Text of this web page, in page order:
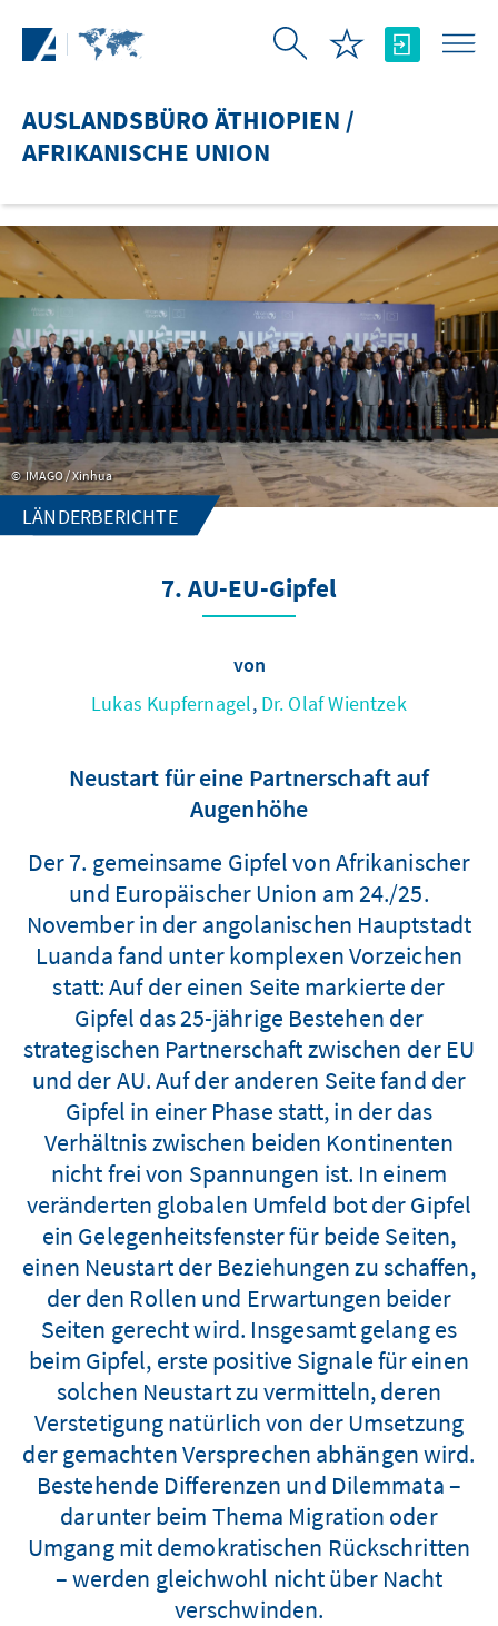
AUSLANDSBÜRO ÄTHIOPIEN /
AFRIKANISCHE UNION
IMAGO / Xinhua
LÄNDERBERICHTE
7. AU-EU-Gipfel
von
Lukas Kupfernagel, Dr. Olaf Wientzek
Neustart für eine Partnerschaft auf
Augenhöhe
Der 7. gemeinsame Gipfel von Afrikanischer
und Europäischer Union am 24./25.
November in der angolanischen Hauptstadt
Luanda fand unter komplexen Vorzeichen
statt: Auf der einen Seite markierte der
Gipfel das 25-jährige Bestehen der
strategischen Partnerschaft zwischen der EU
und der AU. Auf der anderen Seite fand der
Gipfel in einer Phase statt, in der das
Verhältnis zwischen beiden Kontinenten
nicht frei von Spannungen ist. In einem
veränderten globalen Umfeld bot der Gipfel
ein Gelegenheitsfenster für beide Seiten,
einen Neustart der Beziehungen zu schaffen,
der den Rollen und Erwartungen beider
Seiten gerecht wird. Insgesamt gelang es
beim Gipfel, erste positive Signale für einen
solchen Neustart zu vermitteln, deren
Verstetigung natürlich von der Umsetzung
der gemachten Versprechen abhängen wird.
Bestehende Differenzen und Dilemmata –
darunter beim Thema Migration oder
Umgang mit demokratischen Rückschritten
– werden gleichwohl nicht über Nacht
verschwinden.